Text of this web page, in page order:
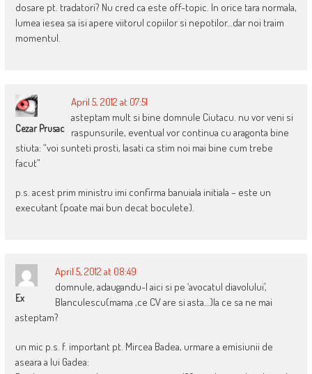
dosare pt. tradatori? Nu cred ca este off-topic. In orice tara normala,
lumea iesea sa isi apere viitorul copiilor si nepotilor…dar noi traim
momentul.
Cezar Prusac
April 5, 2012 at 07:51
asteptam mult si bine domnule Ciutacu. nu vor veni si
raspunsurile, eventual vor continua cu aragonta bine
stiuta: “voi sunteti prosti, lasati ca stim noi mai bine cum trebe
facut”
p.s. acest prim ministru imi confirma banuiala initiala – este un
executant (poate mai bun decat boculete).
Ex
April 5, 2012 at 08:49
domnule, adaugandu-l aici si pe ‘avocatul diavolului’,
Blanculescu(mama ,ce CV are si asta…)la ce sa ne mai
asteptam?
un mic p.s. f. important pt. Mircea Badea, urmare a emisiunii de
aseara a lui Gadea: